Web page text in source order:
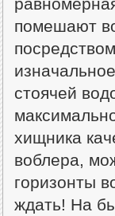
помешают
стоячей
хищника
воблера,
горизонты
ждать! На